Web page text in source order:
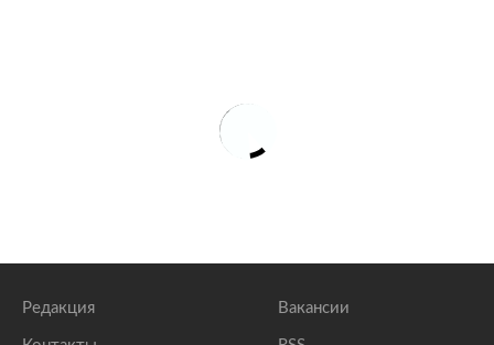
Редакция Вакансии